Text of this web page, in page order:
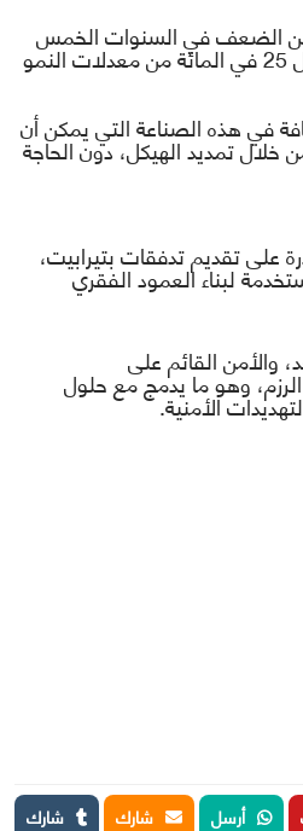
من الضعف في السنوات الخمس
المقبلة لتصل إلى 330 إكسابايت في الشهر بحلول عام 2022 بينما تنمو بمعدل 25 في المائة من معدلات النمو
من حيث الكثافة في هذه الصناعة التي يمكن أن
خلال تمديد الهيكل، دون الحاجة
تقديم تدفقات بتيرابيت،
في الثانية المستخدمة لبناء العمود الفقري
والأمن القائم على
الرزم، وهو ما يدمج مع حلول
الأمنية.
أرسل شارك شارك